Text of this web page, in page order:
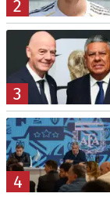
2
3
4